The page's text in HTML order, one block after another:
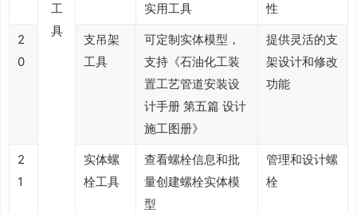
工
具
实用工具
性
2
0
支吊架
工具
可定制实体模型，
支持《石油化工装
置工艺管道安装设
计手册 第五篇 设计
施工图册》
提供灵活的支
架设计和修改
功能
2
1
实体螺
栓工具
查看螺栓信息和批
量创建螺栓实体模
型
管理和设计螺
栓